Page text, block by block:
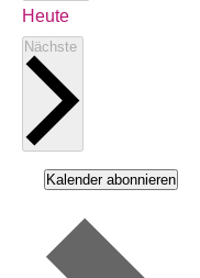
Heute
Nächste
Kalender abonnieren